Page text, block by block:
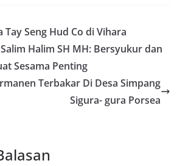
program Polri Presisi yang
kehadiran dan kedekatan
dengan masyarakat. Melalui
ini, Bhabinkamtibmas tidak
sebagai penyampai informasi
tetapi juga sebagai mitra
dalam menjaga keamanan lingkungan
antara Polri dan
Tay Seng Hud Co di Vihara
Halim SH MH: Bersyukur dan
Sesama Penting
Terbakar Di Desa Simpang
Sigura- gura Porsea